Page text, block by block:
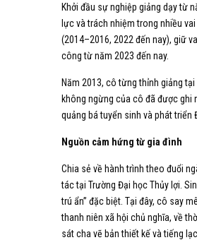
Khởi đầu sự nghiệp giảng dạy từ
lực và trách nhiệm trong nhiều
(2014–2016, 2022 đến nay), giữ
công từ năm 2023 đến nay.
Năm 2013, cô từng thỉnh giảng tại
không ngừng của cô đã được ghi
quảng bá tuyển sinh và phát triển
Nguồn cảm hứng từ gia đình
Chia sẻ về hành trình theo đuổi
tác tại Trường Đại học Thủy lợi.
trú ẩn” đặc biệt. Tại đây, cô say
thanh niên xã hội chủ nghĩa, về
sát cha vẽ bản thiết kế và tiếng